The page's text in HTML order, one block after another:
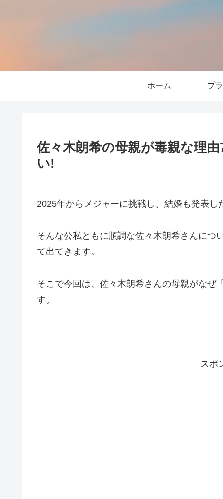
ホーム プ
佐々木朗希の母親が毒親な理
い!
2025年からメジャーに挑戦し、結婚も発表し
そんな公私ともに順調な佐々木朗希さんにつ
て出てきます。
そこで今回は、佐々木朗希さんの母親がなぜ
す。
スポ